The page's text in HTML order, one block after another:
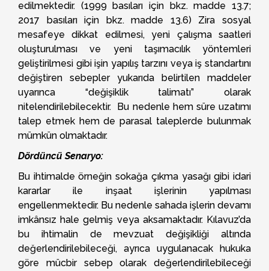
edilmektedir. (1999 basıları için bkz. madde 13.7;
2017 basıları için bkz. madde 13.6) Zira sosyal
mesafeye dikkat edilmesi, yeni çalışma saatleri
oluşturulması ve yeni taşımacılık yöntemleri
geliştirilmesi gibi işin yapılış tarzını veya iş standartını
değiştiren sebepler yukarıda belirtilen maddeler
uyarınca “değişiklik talimatı” olarak
nitelendirilebilecektir. Bu nedenle hem süre uzatımı
talep etmek hem de parasal taleplerde bulunmak
mümkün olmaktadır.
Dördüncü Senaryo:
Bu ihtimalde örneğin sokağa çıkma yasağı gibi idari
kararlar ile inşaat işlerinin yapılması
engellenmektedir. Bu nedenle sahada işlerin devamı
imkânsız hale gelmiş veya aksamaktadır. Kılavuz’da
bu ihtimalin de mevzuat değişikliği altında
değerlendirilebileceği, ayrıca uygulanacak hukuka
göre mücbir sebep olarak değerlendirilebileceği